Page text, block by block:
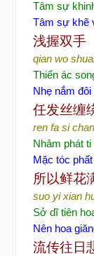
Tâm sự
Tâm sự khẽ
浅握双手
qian wo
Thiển ác
Nhẹ nắm đôi
任发丝缠
ren fa si
Nhâm phát
Mặc tóc
所以鲜花
suo yi xian
Sở dĩ tiên
Nên hoa
流传往日